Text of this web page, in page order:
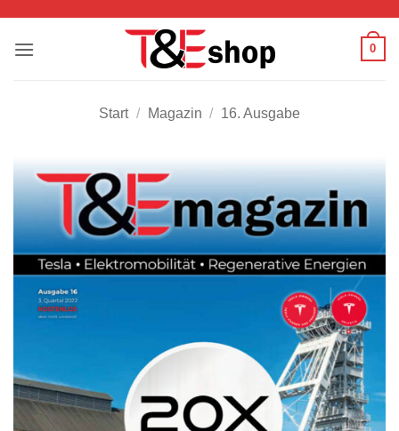
springen
0
Start / Magazin / 16. Ausgabe